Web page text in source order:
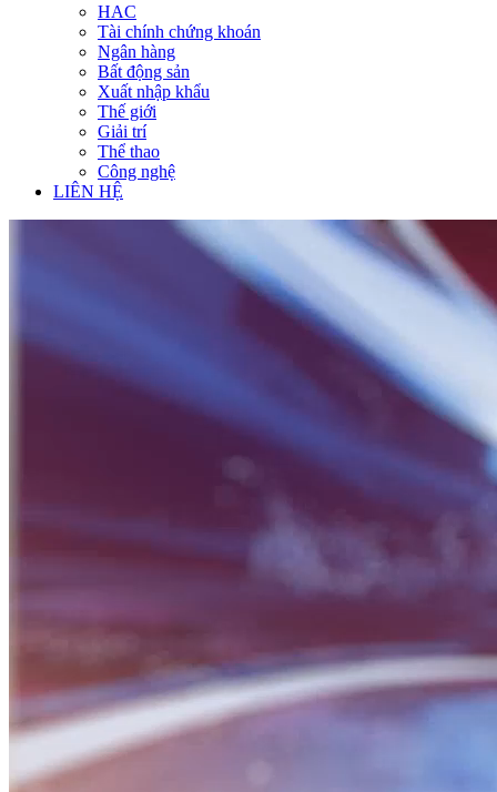
HAC
Tài chính chứng khoán
Ngân hàng
Bất động sản
Xuất nhập khẩu
Thế giới
Giải trí
Thể thao
Công nghệ
LIÊN HỆ
BỮA SÁNG DOANH NHÂN
Nguồn: SCTV8 - VITV